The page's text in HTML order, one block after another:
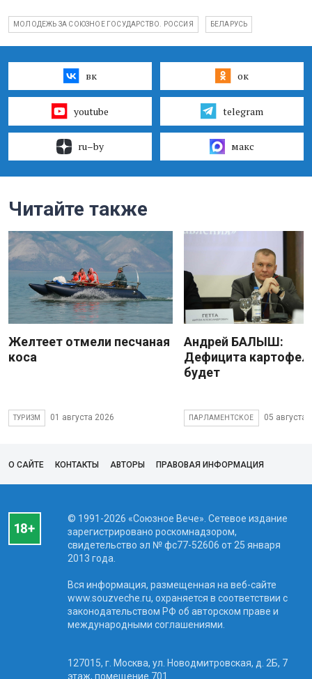
МОЛОДЕЖЬ ЗА СОЮЗНОЕ ГОСУДАРСТВО. РОССИЯ БЕЛАРУСЬ
вк ок
youtube telegram
ru–by макс
Читайте также
Желтеет отмели песчаная
коса
ТУРИЗМ 01 августа 2026
Андрей БАЛЫШ:
Дефицита
будет
ПАРЛАМЕНТСКОЕ 05 августа
О САЙТЕ КОНТАКТЫ АВТОРЫ ПРАВОВАЯ ИНФОРМАЦИЯ
© 1991-2026 «Союзное Вече». Сетевое издание
зарегистрировано роскомнадзором,
свидетельство эл № фc77-52606 от 25 января
2013 года.
Вся информация, размещенная на веб-сайте
www.souzveche.ru, охраняется в соответствии с
законодательством РФ об авторском праве и
международными соглашениями.
127015, г. Москва, ул. Новодмитровская, д. 2Б, 7
этаж, помещение 701